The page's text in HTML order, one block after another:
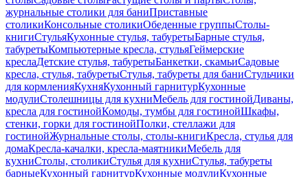
журнальные столики для баниПриставные
столикиКонсольные столикиОбеденные группыСтолы-
книгиСтульяКухонные стулья, табуретыБарные стулья,
табуретыКомпьютерные кресла, стульяГеймерские
креслаДетские стулья, табуретыБанкетки, скамьиСадовые
кресла, стулья, табуретыСтулья, табуреты для баниСтульчики
для кормленияКухняКухонный гарнитурКухонные
модулиСтолешницы для кухниМебель для гостинойДиваны,
кресла для гостинойКомоды, тумбы для гостинойШкафы,
стенки, горки для гостинойПолки, стеллажи для
гостинойЖурнальные столы, столы-книгиКресла, стулья для
домаКресла-качалки, кресла-маятникиМебель для
кухниСтолы, столикиСтулья для кухниСтулья, табуреты
барныеКухонный гарнитурКухонные модулиКухонные